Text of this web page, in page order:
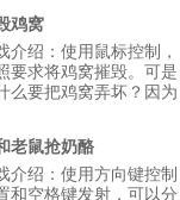
鸡窝
介绍：使用鼠标控制，
要求将鸡窝摧毁。可是
么要把鸡窝弄坏？因为
老鼠抢奶酪
介绍：使用方向键控制
和空格键发射，可以分